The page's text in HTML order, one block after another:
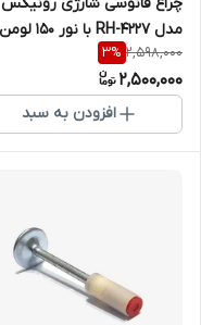
مدل RH-4227 با نور ۱۵۰ لومن
2,598,000
3%
2,500,000
افزودن به سبد